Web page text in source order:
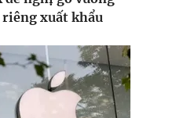
riêng xuất khẩu